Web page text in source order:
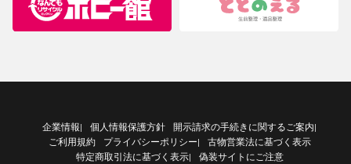
企業情報| 個人情報保護方針 開示請求の手続きに関するご案内|
ご利用規約 プライバシーポリシー|
古物営業法に基づく表示
特定商取引法に基づく表示| 偽装サイトにご注意